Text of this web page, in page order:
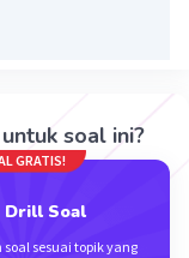
soal ini?
GRATIS!
Drill Soal
sesuai topik yang